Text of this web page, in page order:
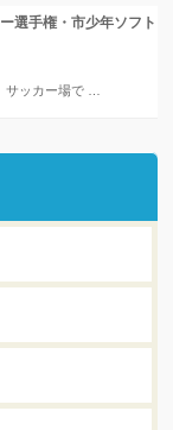
選手権・市少年ソフト
サッカー場で …